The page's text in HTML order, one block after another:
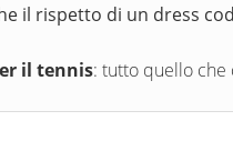
il rispetto di un dress
il tennis: tutto quello che